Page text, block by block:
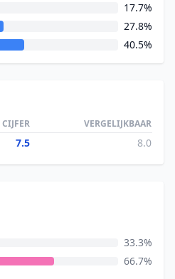
17.7%
27.8%
40.5%
CIJFER VERGELIJKBAAR
7.5 8.0
33.3%
66.7%